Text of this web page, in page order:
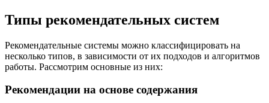
Типы рекомендательных систем
Рекомендательные системы можно классифицировать на
несколько типов, в зависимости от их подходов и алгоритмов
работы. Рассмотрим основные из них:
Рекомендации на основе содержания